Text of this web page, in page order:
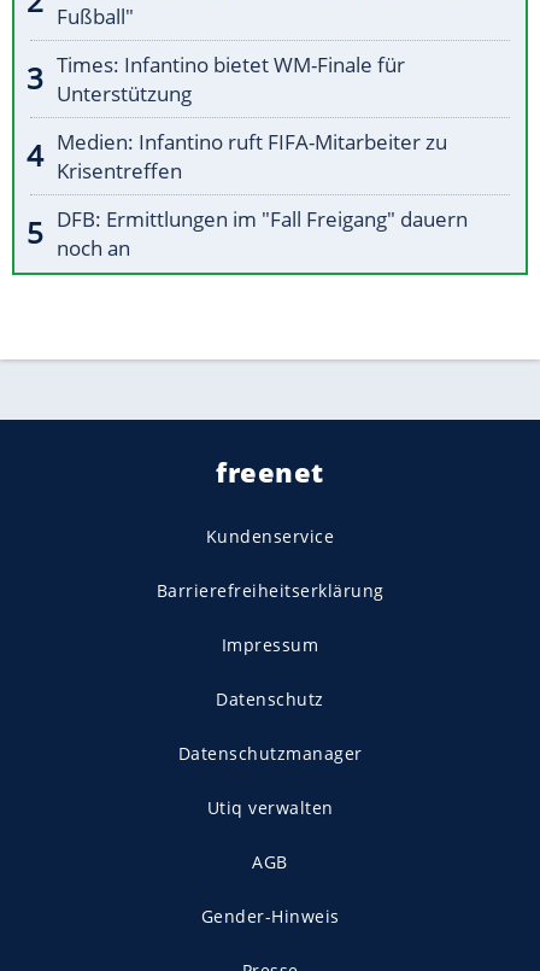
Fußball"
Times: Infantino bietet WM-Finale für
Unterstützung
Medien: Infantino ruft FIFA-Mitarbeiter zu
Krisentreffen
DFB: Ermittlungen im "Fall Freigang" dauern
noch an
freenet
Kundenservice
Barrierefreiheitserklärung
Impressum
Datenschutz
Datenschutzmanager
Utiq verwalten
AGB
Gender-Hinweis